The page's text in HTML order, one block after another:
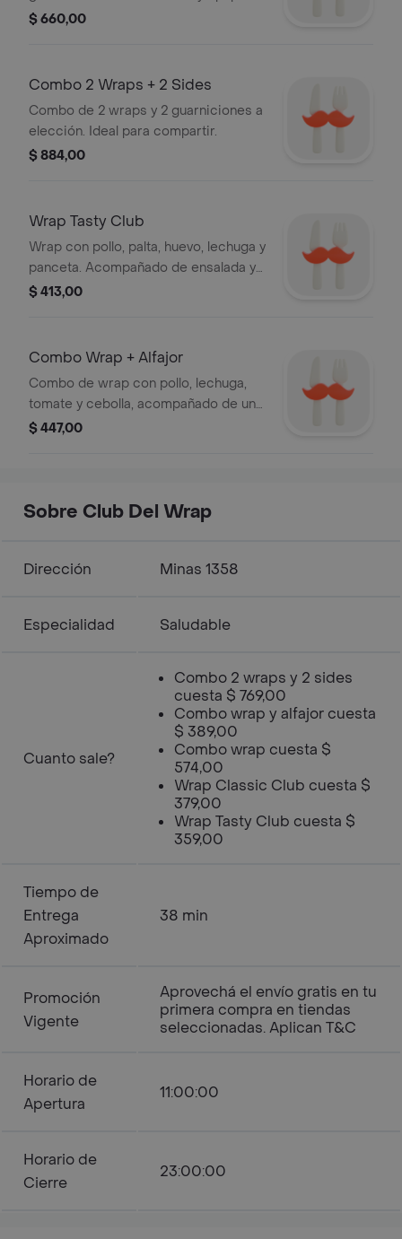
fritas y ensalada. Ideal para una
$ 660,00
Combo 2 Wraps + 2 Sides
Combo de 2 wraps y 2 guarniciones a
elección. Ideal para compartir.
$ 884,00
Wrap Tasty Club
Wrap con pollo, palta, huevo, lechuga y
panceta. Acompañado de ensalada y
croquetas.
$ 413,00
Combo Wrap + Alfajor
Combo de wrap con pollo, lechuga,
tomate y cebolla, acompañado de un
alfajor con dulce de leche.
$ 447,00
Sobre Club Del Wrap
Dirección Minas 1358
Especialidad Saludable
Cuanto sale?
Combo 2 wraps y 2 sides
cuesta $ 769,00
Combo wrap y alfajor cuesta
$ 389,00
Combo wrap cuesta $
574,00
Wrap Classic Club cuesta $
379,00
Wrap Tasty Club cuesta $
359,00
Tiempo de
Entrega
Aproximado
38 min
Promoción
Vigente
Aprovechá el envío gratis en tu
primera compra en tiendas
seleccionadas. Aplican T&C
Horario de
Apertura
11:00:00
Horario de
Cierre
23:00:00